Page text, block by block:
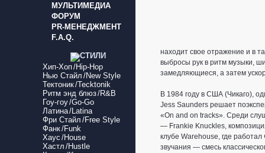
МУЛЬТИМЕДИА
ФОРУМ
PR-МЕНЕДЖМЕНТ
F.A.Q.
Хип-Хоп/Hip-Hop
Нью Стайл /New Style
Тектоник/Tecktonik
Ритм энд блюз/R&B
Гоу-гоу/Go-Go
Латина/Latina
Фри Стайл /Free Style
Фанк/Funk
Хаус /House
Хастл /Hustle
находит свое отражение и в
выбросы рук в ритм музыки,
замедляющиеся, а затем
В 1984 году в США (Чикаго),
Jess Saunders решает
«On and on tracks». Среди
— Frankie Knuckles,
клубе Warehouse, где
звучания — смесь